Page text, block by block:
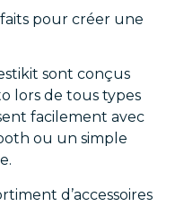
pour créer une
sont conçus
lors de tous types
facilement avec
ou un simple
d’accessoires